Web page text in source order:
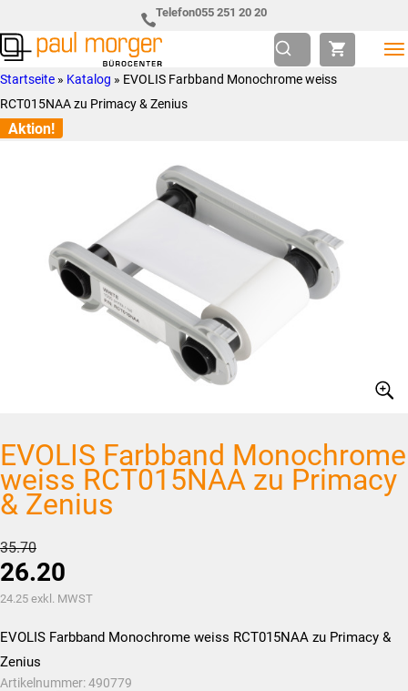
Hauptnavigation
springen
to
main
content
Telefon055 251 20 20
Paul
Morger
AG
so
individuell
wie
Startseite » Katalog » EVOLIS Farbband Monochrome weiss
RCT015NAA zu Primacy & Zenius
Aktion!
EVOLIS Farbband Monochrome
weiss RCT015NAA zu Primacy
& Zenius
35.70Ursprünglicher
Preis
war:
26.20
Aktueller
ist:
CHF26.20.
24.25 exkl. MWST
EVOLIS Farbband Monochrome weiss RCT015NAA zu Primacy &
Zenius
Artikelnummer:490779